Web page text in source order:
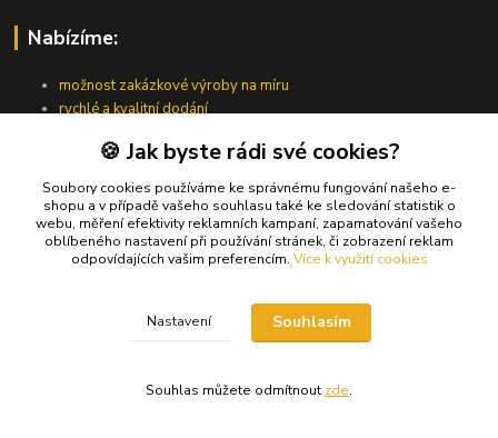
Nabízíme:
možnost zakázkové výroby na míru
rychlé a kvalitní dodání
individuální přístup a poradenství
Kde nás najdete
564 01 Dlouhoňovice
🍪 Jak byste rádi své cookies?
Soubory cookies používáme ke správnému fungování našeho e-
shopu a v případě vašeho souhlasu také ke sledování statistik o
webu, měření efektivity reklamních kampaní, zapamatování vašeho
oblíbeného nastavení při používání stránek, či zobrazení reklam
odpovídajících vašim preferencím. Více k využití cookies
Nastavení Souhlasím
Souhlas můžete odmítnout zde.